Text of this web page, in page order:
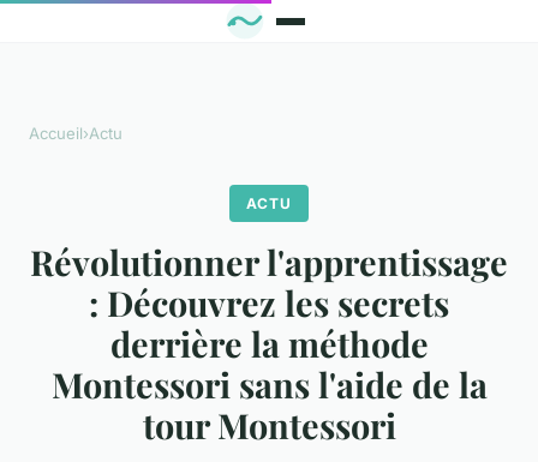
Accueil›Actu
ACTU
Révolutionner l'apprentissage
: Découvrez les secrets
derrière la méthode
Montessori sans l'aide de la
tour Montessori